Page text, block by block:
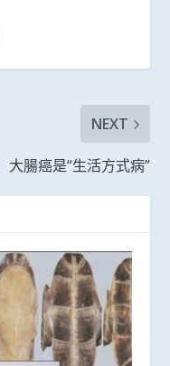
NEXT
大腸癌是“生活方式病”